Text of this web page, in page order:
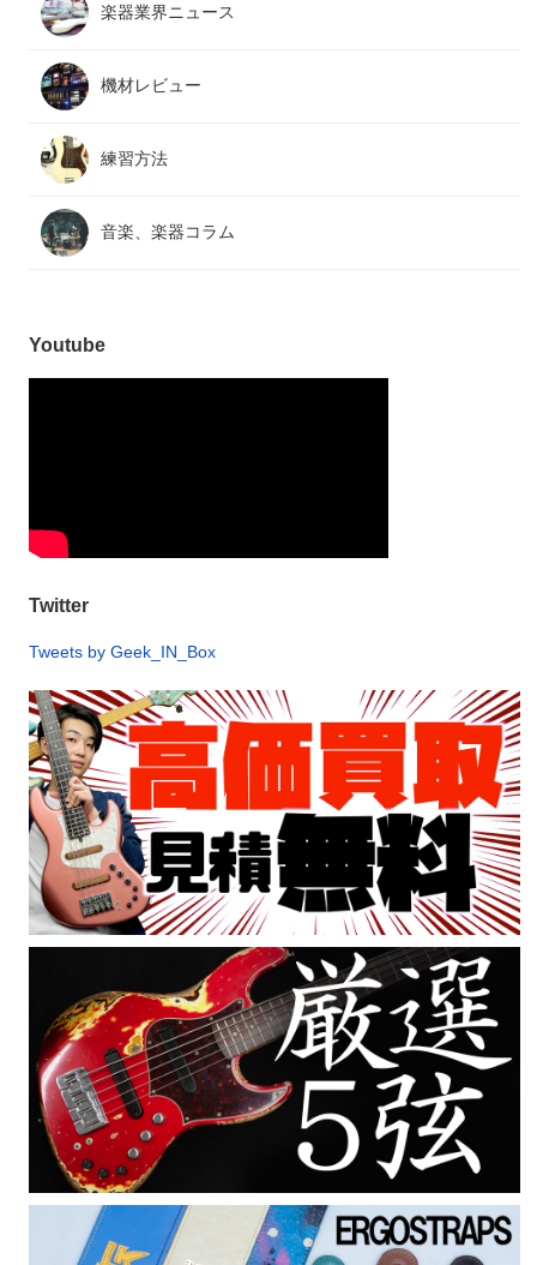
楽器業界ニュース
機材レビュー
練習方法
音楽、楽器コラム
Youtube
Twitter
Tweets by Geek_IN_Box